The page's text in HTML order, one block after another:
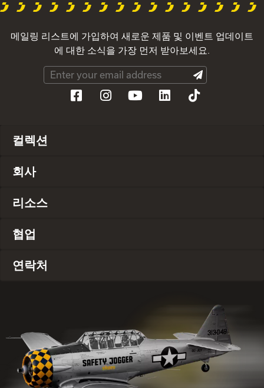
메일링 리스트에 가입하여 새로운 제품 및 이벤트 업데이트
에 대한 소식을 가장 먼저 받아보세요.
컬렉션
회사
리소스
협업
연락처